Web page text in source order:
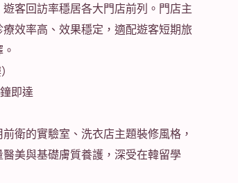
客回訪率穩居各大門店前列。門店主
效率高、效果穩定，適配遊客短期旅
即達
衛的實驗室、洗衣店主題裝修風格，
美與基礎膚質養護，深受在韓留學